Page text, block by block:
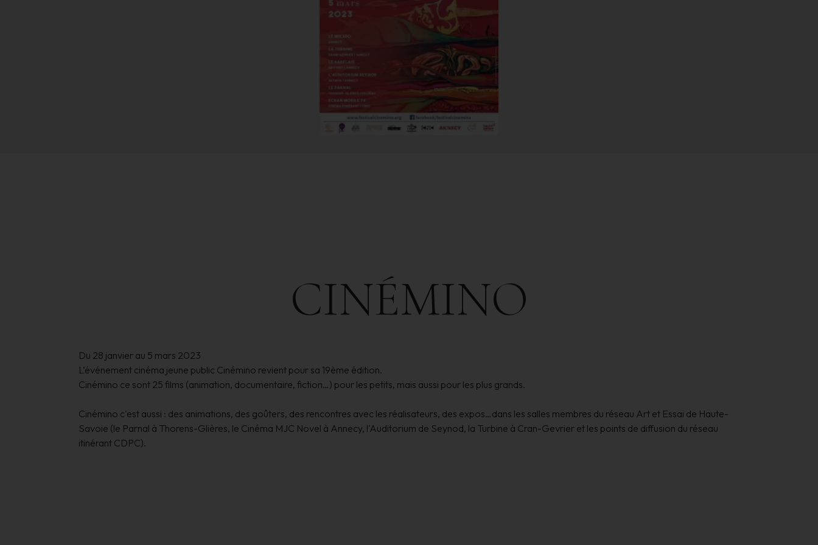
CINÉMINO
Du 28 janvier au 5 mars 2023
L’événement cinéma jeune public Cinémino revient pour sa 19ème édition.
Cinémino ce sont 25 films (animation, documentaire, fiction…) pour les petits, mais aussi pour les plus grands.
Cinémino c'est aussi : des animations, des goûters, des rencontres avec les réalisateurs, des expos…dans les salles membres du réseau Art et Essai de Haute-
Savoie (le Parnal à Thorens-Glières, le Cinéma MJC Novel à Annecy, l'Auditorium de Seynod, la Turbine à Cran-Gevrier et les points de diffusion du réseau
itinérant CDPC).